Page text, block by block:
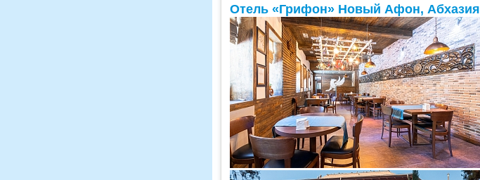
Отель «Грифон» Новый Афон, Абхазия